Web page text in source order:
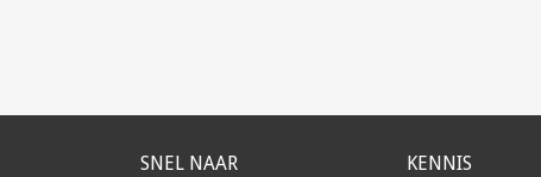
SNEL NAAR KENNIS